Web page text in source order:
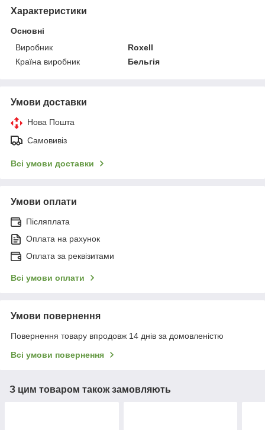
Характеристики
Основні
Виробник
Roxell
Країна виробник
Бельгія
Умови доставки
Нова Пошта
Самовивіз
Всі умови доставки
Умови оплати
Післяплата
Оплата на рахунок
Оплата за реквізитами
Всі умови оплати
Умови повернення
Повернення товару впродовж 14 днів за домовленістю
Всі умови повернення
З цим товаром також замовляють